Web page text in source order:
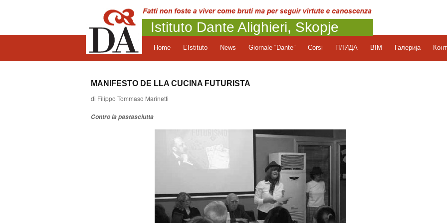
Istituto Dante Alighieri, Skopje
Home L’Istituto News Giornale “Dante” Corsi ПЛИДА BIM Галерија
MANIFESTO DE LLA CUCINA FUTURISTA
di Filippo Tommaso Marinetti
Contro la pastasciutta